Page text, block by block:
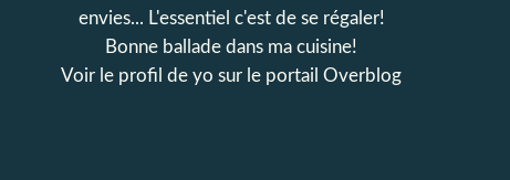
envies... L'essentiel c'est de se régaler!
Bonne ballade dans ma cuisine!
Voir le profil de yo sur le portail Overblog